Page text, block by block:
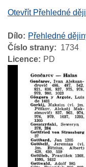
Otevřít Přehledné
Dílo
Přehledné
Číslo strany
1734
Licence
PD